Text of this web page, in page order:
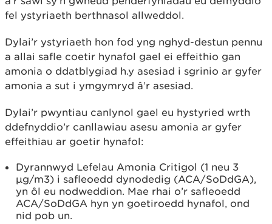
fel ystyriaeth berthnasol allweddol.
Dylai’r ystyriaeth hon fod yng nghyd-destun pennu
a allai safle coetir hynafol gael ei effeithio gan
amonia o ddatblygiad h.y asesiad i sgrinio ar gyfer
amonia a sut i ymgymryd â’r asesiad.
Dylai’r pwyntiau canlynol gael eu hystyried wrth
ddefnyddio’r canllawiau asesu amonia ar gyfer
effeithiau ar goetir hynafol:
Dyrannwyd Lefelau Amonia Critigol (1 neu 3
µg/m3) i safleoedd dynodedig (ACA/SoDdGA),
yn ôl eu nodweddion. Mae rhai o’r safleoedd
ACA/SoDdGA hyn yn goetiroedd hynafol, ond
nid pob un.